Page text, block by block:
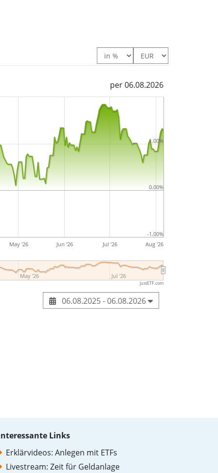
per 06.08.2026
May '26 Jun '26 Jul '26 Aug '26
May '26 Jul '26
-1.00%
0.00%
1.00%
justETF.com
06.08.2025 - 06.08.2026
Links
Erklärvideos: Anlegen mit ETFs
Livestream: Zeit für Geldanlage